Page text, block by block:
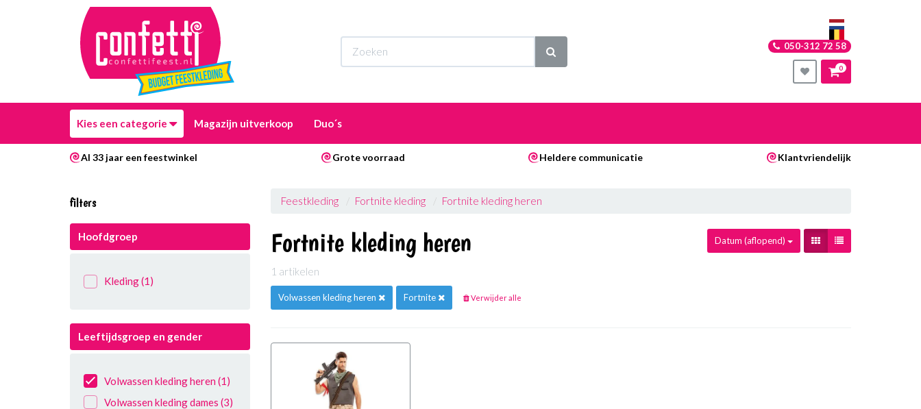
050-312 72 58
0
Kies een categorie Magazijn uitverkoop Duo´s
Al 33 jaar een feestwinkel Grote voorraad Heldere communicatie Klantvriendelijk
filters
Hoofdgroep
Kleding(1)
Leeftijdsgroep en gender
Volwassen kleding heren (1)
Volwassen kleding dames (3)
Feestkleding Fortnite kleding Fortnite kleding heren
Fortnite kleding heren Datum (aflopend)
1 artikelen
Volwassen kleding heren Fortnite Verwijder alle